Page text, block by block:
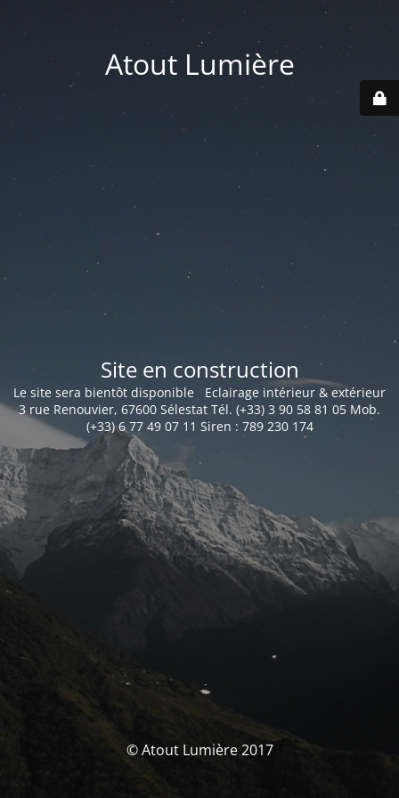
Atout Lumière
Site en construction
Le site sera bientôt disponible Eclairage intérieur & extérieur
3 rue Renouvier, 67600 Sélestat Tél. (+33) 3 90 58 81 05 Mob.
(+33) 6 77 49 07 11 Siren : 789 230 174
© Atout Lumière 2017